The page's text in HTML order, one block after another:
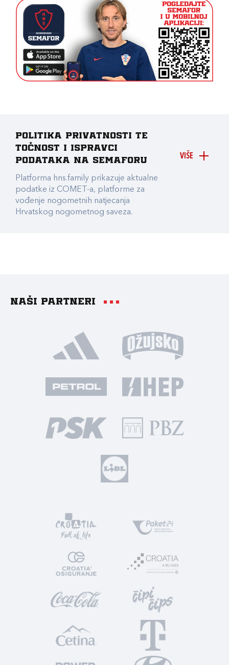
VIŠE
Politika privatnosti te
točnost i ispravci
podataka na Semaforu
Platforma hns.family prikazuje aktualne
podatke iz COMET-a, platforme za
vođenje nogometnih natjecanja
Hrvatskog nogometnog saveza.
Naši partneri